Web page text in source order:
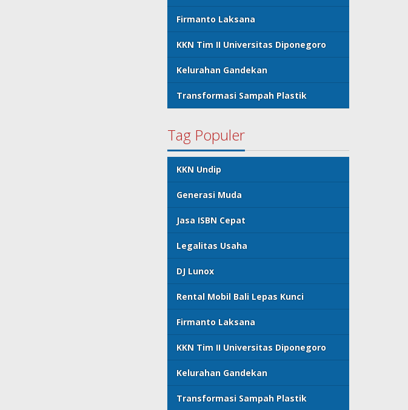
Firmanto Laksana
KKN Tim II Universitas Diponegoro
Kelurahan Gandekan
Transformasi Sampah Plastik
Tag Populer
KKN Undip
Generasi Muda
Jasa ISBN Cepat
Legalitas Usaha
DJ Lunox
Rental Mobil Bali Lepas Kunci
Firmanto Laksana
KKN Tim II Universitas Diponegoro
Kelurahan Gandekan
Transformasi Sampah Plastik